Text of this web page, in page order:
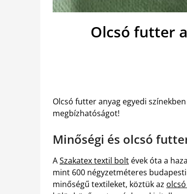
Olcsó futter
Olcsó futter anyag egyedi
megbízhatóságot!
Minőségi és olcsó
ASzakatex textil bolt évek óta a
mint 600 négyzetméteres
minőségű textileket, köztük az